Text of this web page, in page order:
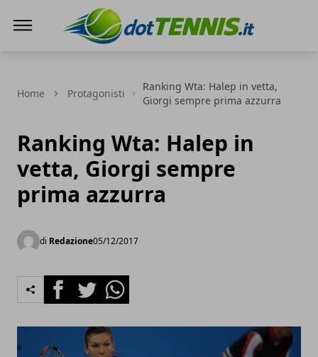
Home Protagonisti
Ranking Wta: Halep in vetta,
Giorgi sempre prima azzurra
Ranking Wta: Halep in
vetta, Giorgi sempre
prima azzurra
di Redazione05/12/2017
FacebookTwitterWhatsapp